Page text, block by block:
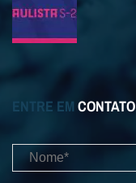
ENTRE EM CONTATO